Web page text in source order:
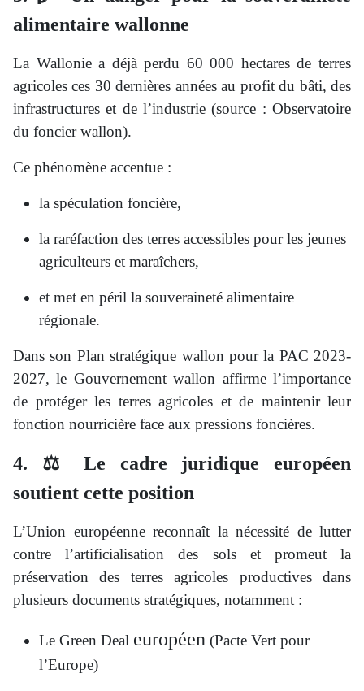
alimentaire wallonne
La Wallonie a déjà perdu 60 000 hectares de terres
agricoles ces 30 dernières années au profit du bâti, des
infrastructures et de l’industrie (source : Observatoire
du foncier wallon).
Ce phénomène accentue :
la spéculation foncière,
la raréfaction des terres accessibles pour les jeunes
agriculteurs et maraîchers,
et met en péril la souveraineté alimentaire
régionale.
Dans son Plan stratégique wallon pour la PAC 2023-
2027, le Gouvernement wallon affirme l’importance
de protéger les terres agricoles et de maintenir leur
fonction nourricière face aux pressions foncières.
4. ⚖️ Le cadre juridique européen
soutient cette position
L’Union européenne reconnaît la nécessité de lutter
contre l’artificialisation des sols et promeut la
préservation des terres agricoles productives dans
plusieurs documents stratégiques, notamment :
Le Green Deal européen (Pacte Vert pour
l’Europe)